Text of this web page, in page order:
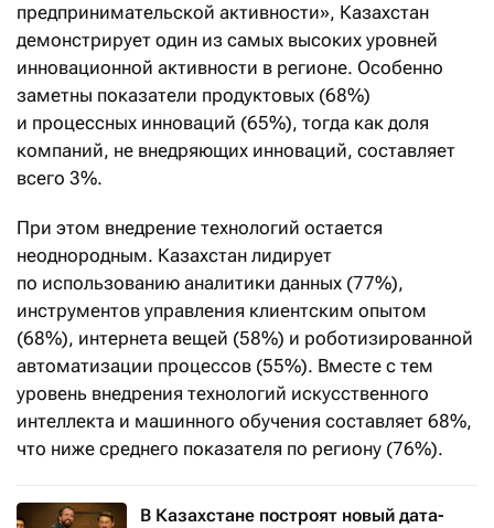
предпринимательской активности», Казахстан
демонстрирует один из самых высоких уровней
инновационной активности в регионе. Особенно
заметны показатели продуктовых (68%)
и процессных инноваций (65%), тогда как доля
компаний, не внедряющих инноваций, составляет
всего 3%.
При этом внедрение технологий остается
неоднородным. Казахстан лидирует
по использованию аналитики данных (77%),
инструментов управления клиентским опытом
(68%), интернета вещей (58%) и роботизированной
автоматизации процессов (55%). Вместе с тем
уровень внедрения технологий искусственного
интеллекта и машинного обучения составляет 68%,
что ниже среднего показателя по региону (76%).
В Казахстане построят новый дата-